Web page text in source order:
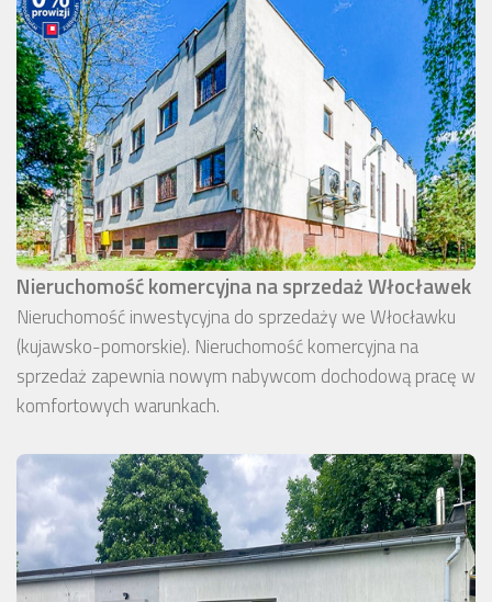
Nieruchomość komercyjna na sprzedaż Włocławek
Nieruchomość inwestycyjna do sprzedaży we Włocławku
(kujawsko-pomorskie). Nieruchomość komercyjna na
sprzedaż zapewnia nowym nabywcom dochodową pracę w
komfortowych warunkach.